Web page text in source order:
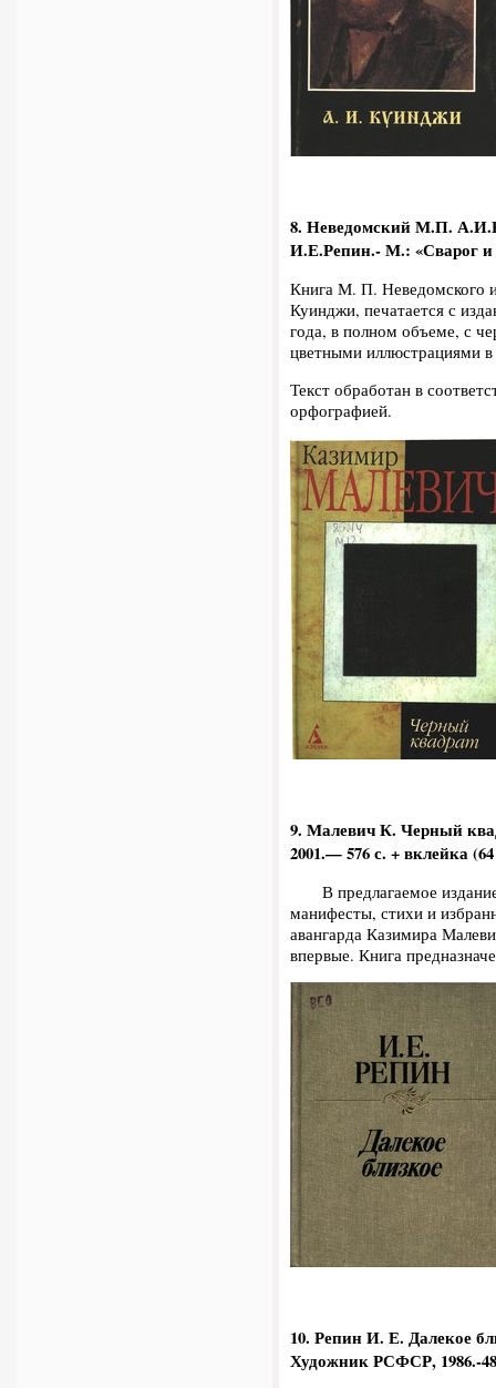
8. Неведомский М.П.
И.Е.Репин.- М.: «Сварог и
Книга М. П. Неведомского
Куинджи, печатается с
года, в полном объеме, с
цветными иллюстрациями в
Текст обработан в
орфографией.
9. Малевич К. Черный
2001.— 576 с. + вклейка
В предлагаемое издание
манифесты, стихи и
авангарда Казимира
впервые. Книга
10. Репин И. Е. Далекое
Художник РСФСР, 1986.-